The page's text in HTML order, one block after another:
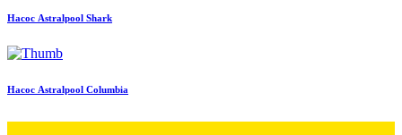
Насос Astralpool Shark
Насос Astralpool Columbia